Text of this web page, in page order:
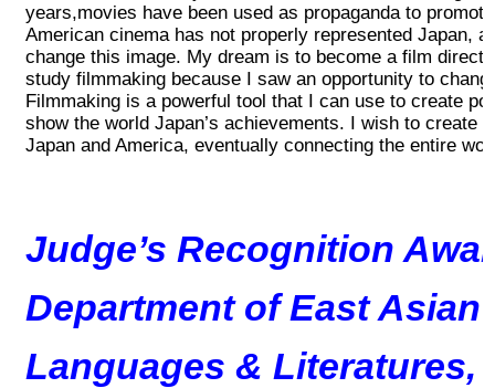
years,movies have been used as propaganda to
American cinema has not properly represented Japan,
change this image. My dream is to become a film
study filmmaking because I saw an opportunity to
Filmmaking is a powerful tool that I can use to create
show the world Japan’s achievements. I wish to create
Japan and America, eventually connecting the entire
Judge’s Recognition
Department of East Asian
Languages &